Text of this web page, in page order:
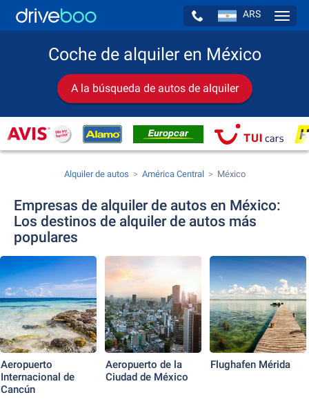
ARS
Coche de alquiler en México
A la búsqueda de autos de alquiler
Alquiler de autos América Central México
Empresas de alquiler de autos en México:
Los destinos de alquiler de autos más
populares
Aeropuerto
Internacional de
Cancún
Aeropuerto de la
Ciudad de México
Flughafen Mérida